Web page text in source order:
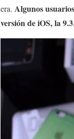
era. Algunos
versión de iOS, la 9.3